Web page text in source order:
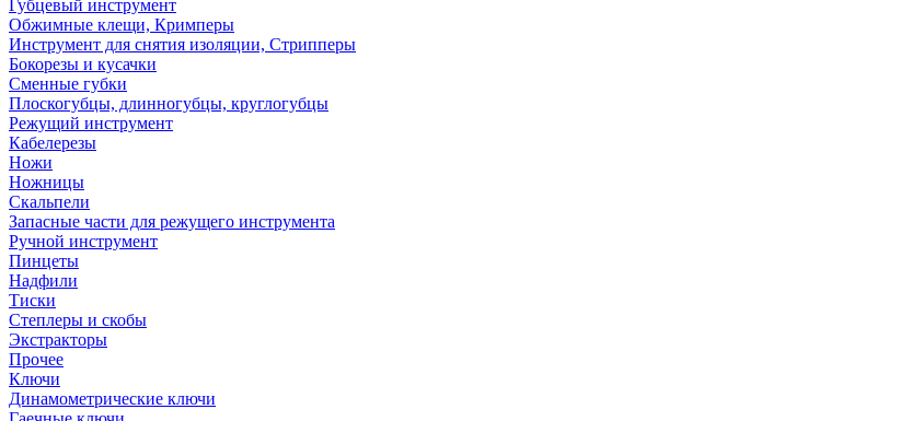
Губцевый инструмент
Обжимные клещи, Кримперы
Инструмент для снятия изоляции, Стрипперы
Бокорезы и кусачки
Сменные губки
Плоскогубцы, длинногубцы, круглогубцы
Режущий инструмент
Кабелерезы
Ножи
Ножницы
Скальпели
Запасные части для режущего инструмента
Ручной инструмент
Пинцеты
Надфили
Тиски
Степлеры и скобы
Экстракторы
Прочее
Ключи
Динамометрические ключи